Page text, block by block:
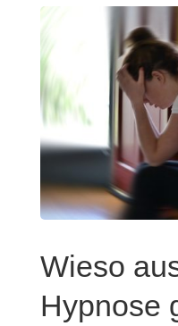
Wieso
Hypnose